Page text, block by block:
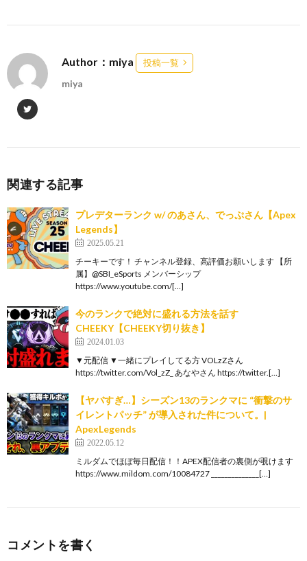
Author：miya 投稿一覧
miya
関連する記事
プレデターランク w/ のあさん、でっぷさん【Apex
Legends】
2025.05.21
チーキーです！ チャンネル登録、高評価お願いします 【所
属】@SBI_eSports メンバーシップ
https://www.youtube.com/[…]
今のランクで絶対に盛れる方法を話す
CHEEKY【CHEEKY切り抜き】
2024.01.03
▼元配信 ▼一緒にプレイしてる方 VOLzZさん
https://twitter.com/Vol_zZ_ あなやさん https://twitter.[…]
【ヤバすぎ…】シーズン13のランクマに “衝撃のサ
イレントパッチ” が導入された件について。|
ApexLegends
2022.05.12
ミルダムでほぼ毎日配信！！APEX配信者の裏側が覗けます
https://www.mildom.com/10084727 ______________[…]
コメントを書く